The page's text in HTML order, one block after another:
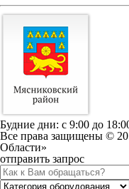
Будние дни: c 9:00 до
Все права защищены ©
Области»
отправить запрос